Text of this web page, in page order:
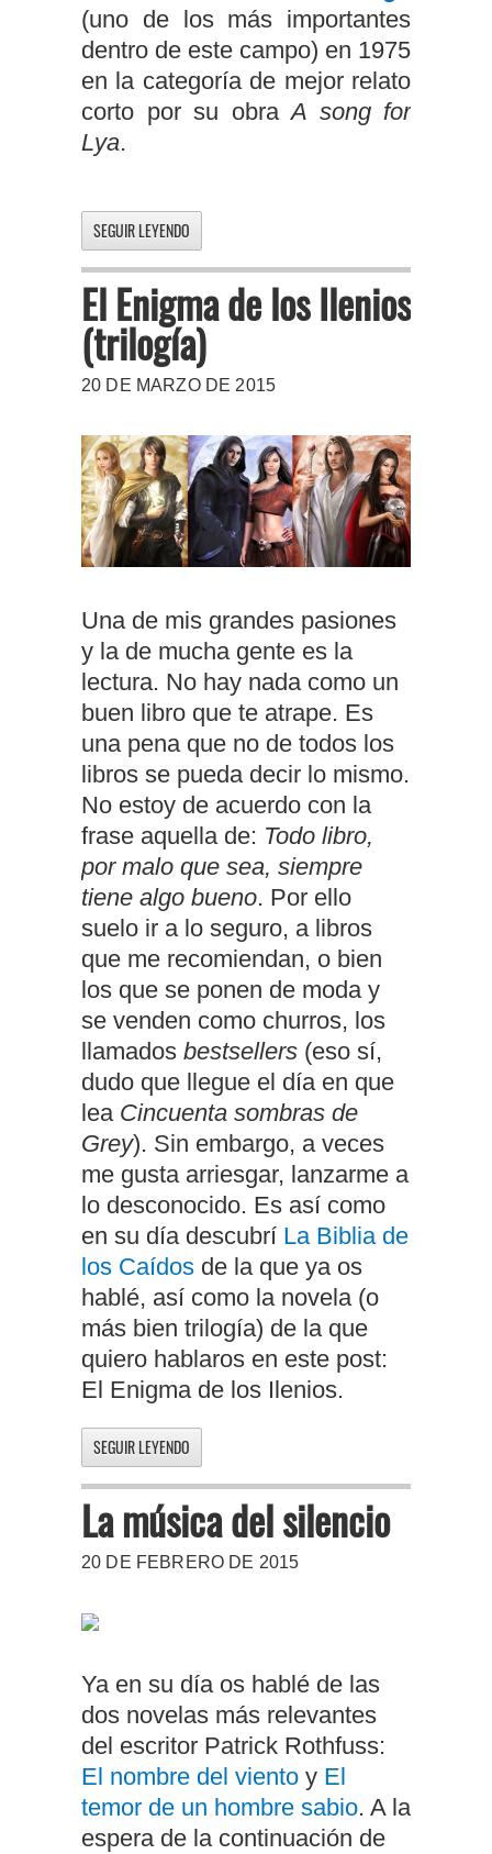
(uno de los más importantes
dentro de este campo) en 1975
en la categoría de mejor relato
corto por su obraA song for
Lya.
SEGUIR LEYENDO
El Enigma de los Ilenios
(trilogía)
20 DE MARZO DE 2015
Una de mis grandes pasiones
y la de mucha gente es la
lectura. No hay nada como un
buen libro que te atrape. Es
una pena que no de todos los
libros se pueda decir lo mismo.
No estoy de acuerdo con la
frase aquella de: Todo libro,
por malo que sea, siempre
tiene algo bueno. Por ello
suelo ir a lo seguro, a libros
que me recomiendan, o bien
los que se ponen de moda y
se venden como churros, los
llamados bestsellers (eso sí,
dudo que llegue el día en que
lea Cincuenta sombras de
Grey). Sin embargo, a veces
me gusta arriesgar, lanzarme a
lo desconocido. Es así como
en su día descubrí La Biblia de
los Caídos de la que ya os
hablé, así como la novela (o
más bien trilogía) de la que
quiero hablaros en este post:
El Enigma de los Ilenios.
SEGUIR LEYENDO
La música del silencio
20 DE FEBRERO DE 2015
Ya en su día os hablé de las
dos novelas más relevantes
del escritor Patrick Rothfuss:
El nombre del viento y El
temor de un hombre sabio. A la
espera de la continuación de